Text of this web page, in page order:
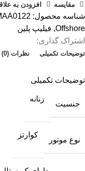
مقایسه افزودن به
شناسه محصول:
Offshore
, فیلیپ پلین
اشتراک گذاری:
توضیحات تکمیلی نظرات (0)
توضیحات تکمیلی
جنسیت
زنانه
نوع موتور
کوارتز